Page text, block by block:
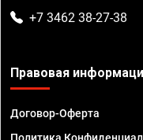
+7 3462 38-27-38
Правовая
Договор-Оферта